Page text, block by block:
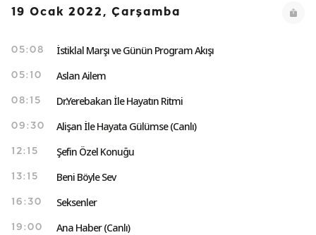
19 Ocak 2022, Çarşamba
05:08 İstiklal Marşı ve Günün Program Akışı
05:10 Aslan Ailem
08:15 Dr.Yerebakan İle Hayatın Ritmi
09:30 Alişan İle Hayata Gülümse (Canlı)
12:15 Şefin Özel Konuğu
13:15 Beni Böyle Sev
16:30 Seksenler
19:00 Ana Haber (Canlı)